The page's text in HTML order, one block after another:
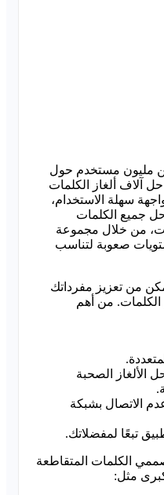
مليون مستخدم حول
آلاف ألغاز الكلمات
سهلة الاستخدام،
جميع الكلمات
من خلال مجموعة
صعوبة لتناسب
من تعزيز مفرداتك
الكلمات. من أهم
الصحبة
الاتصال بشبكة
تبعًا لمفضلاتك.
الكلمات المتقاطعة
مثل: